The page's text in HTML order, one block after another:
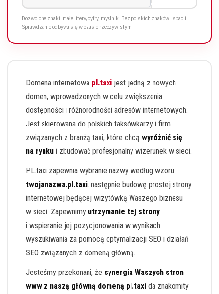
Dozwolone znaki: małe litery, cyfry, myślnik. Bez polskich znaków i spacji.
Sprawdzanie odbywa się w czasie rzeczywistym.
Domena internetowa pl.taxijest jedną z nowych
domen, wprowadzonych w celu zwiększenia
dostępności i różnorodności adresów internetowych.
Jest skierowana do polskich taksówkarzy i firm
związanych z branżą taxi, które chcą wyróżnić się
na rynkui zbudować profesjonalny wizerunek w sieci.
PL.taxi zapewnia wybranie nazwy według wzoru
twojanazwa.pl.taxi, następnie budowę prostej strony
internetowej będącej wizytówką Waszego biznesu
w sieci. Zapewnimy utrzymanie tej strony
i wspieranie jej pozycjonowania w wynikach
wyszukiwania za pomocą optymalizacji SEO i działań
SEO związanych z domeną główną.
Jesteśmy przekonani, że synergia Waszych stron
www z naszą główną domeną pl.taxida znakomity